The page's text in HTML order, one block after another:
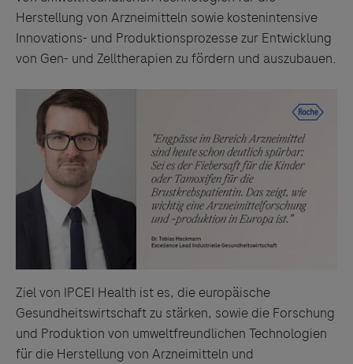
Herstellung von Arzneimitteln sowie kostenintensive
Innovations- und Produktionsprozesse zur Entwicklung
von Gen- und Zelltherapien zu fördern und auszubauen.
Ziel von IPCEI Health ist es, die europäische
Gesundheitswirtschaft zu stärken, sowie die Forschung
und Produktion von umweltfreundlichen Technologien
für die Herstellung von Arzneimitteln und